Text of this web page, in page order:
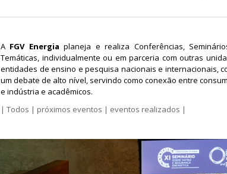
A FGV Energia planeja e realiza Conferências,
Temáticas, individualmente ou em parceria com outras
entidades de ensino e pesquisa nacionais e internacionais,
um debate de alto nível, servindo como conexão entre
e indústria e acadêmicos.
| Todos | próximos eventos | eventos realizados |